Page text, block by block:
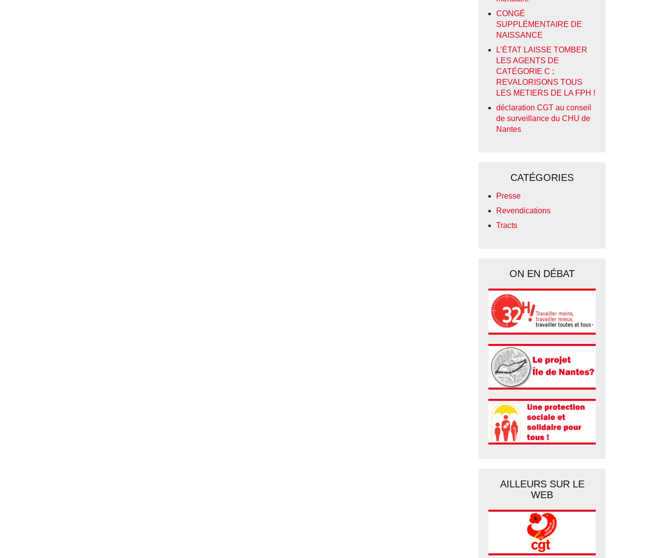
CONGÉ
SUPPLÉMENTAIRE DE
NAISSANCE
L’ÉTAT LAISSE TOMBER
LES AGENTS DE
CATÉGORIE C ;
REVALORISONS TOUS
LES METIERS DE LA FPH !
déclaration CGT au conseil
de surveillance du CHU de
Nantes
CATÉGORIES
Presse
Revendications
Tracts
ON EN DÉBAT
AILLEURS SUR LE
WEB